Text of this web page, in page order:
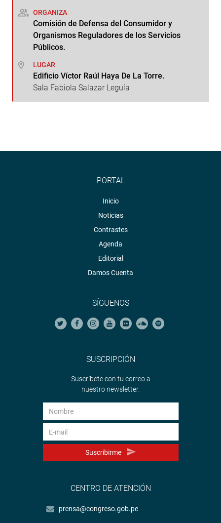
ORGANIZA
Comisión de Defensa del Consumidor y
Organismos Reguladores de los Servicios
Públicos.
LUGAR
Edificio Víctor Raúl Haya De La Torre.
Sala Fabiola Salazar Leguía
PORTAL
Inicio
Noticias
Contrastes
Agenda
Editorial
Damos Cuenta
SÍGUENOS
SUSCRIPCIÓN
Suscríbete con tu correo a
nuestro newsletter.
Suscribirme
CENTRO DE ATENCIÓN
prensa@congreso.gob.pe